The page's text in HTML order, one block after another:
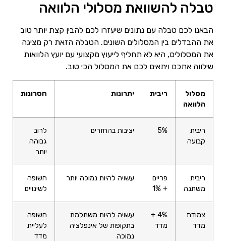
טבלה להשוואת מסלולי הלוואה
הבאנו לכם טבלה עם נתונים שיעזרו לכם להבין קצת יותר טוב
את ההבדלים בין המסלולים השונים. הטבלה הזאת רק מציגה
את המסלולים, היא לא תחליף לייעוץ מקצועי עם יועץ הלוואות
שילווה אתכם ויתאים לכם את המסלול הכי טוב.
מסלול
הלוואה
ריבית יתרונות חסרונות
ריבית
קבועה
5% יציבות בהחזרים
לרוב
גבוהה
יותר
ריבית
משתנה
פריים
+ 1%
עשויה להיות נמוכה יותר
חשופה
לשינויים
צמודת
מדד
4% +
מדד
עשויה להיות משתלמת
בתקופות של אינפלציה
נמוכה
חשופה
לעליית
מדד